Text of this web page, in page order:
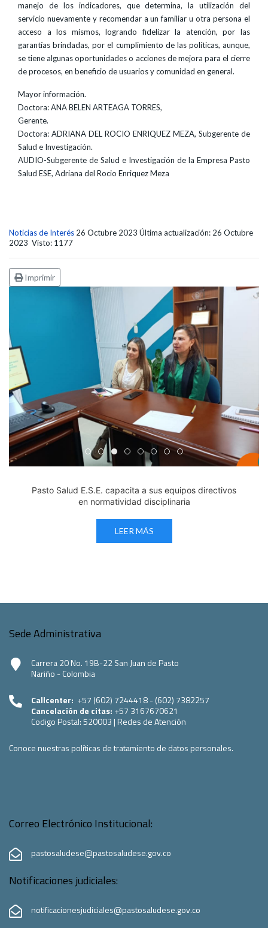
manejo de los indicadores, que determina, la utilización del
servicio nuevamente y recomendar a un familiar u otra persona el
acceso a los mismos, logrando fidelizar la atención, por las
garantías brindadas, por el cumplimiento de las políticas, aunque,
se tiene algunas oportunidades o acciones de mejora para el cierre
de procesos, en beneficio de usuarios y comunidad en general.
Mayor información.
Doctora: ANA BELEN ARTEAGA TORRES,
Gerente.
Doctora: ADRIANA DEL ROCIO ENRIQUEZ MEZA, Subgerente de
Salud e Investigación.
AUDIO-Subgerente de Salud e Investigación de la Empresa Pasto
Salud ESE, Adriana del Rocio Enriquez Meza
Noticias de Interés 26 Octubre 2023 Última actualización: 26 Octubre
2023 Visto: 1177
Imprimir
Edicto Emplazatorio a los Afiliados en el Régimen
Pasto Salud ESE lidera gestión institucional
Pasto Salud E.S.E. capacita a sus equipos
Último día para inscripciones en
Viceministro garantiza
Mil pesos que salvan vidas:
Cápsula 18-26 - Reporte
Cápsula 17-26 -
Pasto Salud E.S.E. capacita a sus equipos directivos
en normatividad disciplinaria
LEER MÁS
Sede Administrativa
Carrera 20 No. 19B-22 San Juan de Pasto
Nariño - Colombia
Callcenter: +57 (602) 7244418 - (602) 7382257
Cancelación de citas: +57 3167670621
Codigo Postal:520003 | Redes de Atención
Conoce nuestras políticas de tratamiento de datos personales.
Correo Electrónico Institucional:
pastosaludese@pastosaludese.gov.co
Notificaciones judiciales:
notificacionesjudiciales@pastosaludese.gov.co